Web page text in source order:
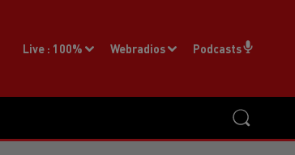
Live : 100% Webradios Podcasts